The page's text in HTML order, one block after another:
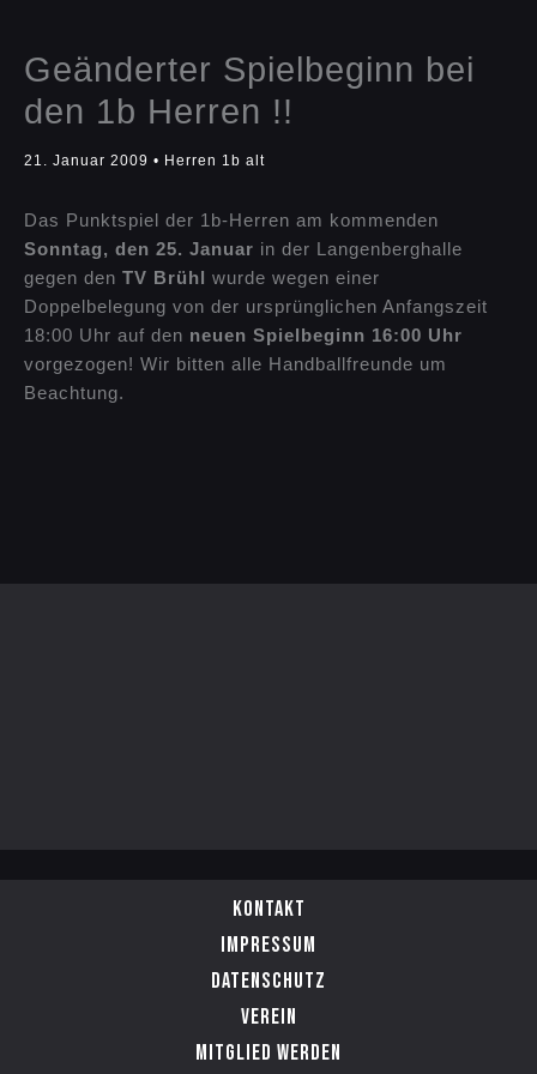
Geänderter Spielbeginn bei
den 1b Herren !!
21. Januar 2009 • Herren 1b alt
Das Punktspiel der 1b-Herren am kommenden
Sonntag, den 25. Januar in der Langenberghalle
gegen den TV Brühl
wurde wegen einer
Doppelbelegung von der ursprünglichen Anfangszeit
18:00 Uhr auf den neuen Spielbeginn 16:00 Uhr
vorgezogen! Wir bitten alle Handballfreunde um
Beachtung.
Kontakt
Impressum
Datenschutz
Verein
Mitglied werden